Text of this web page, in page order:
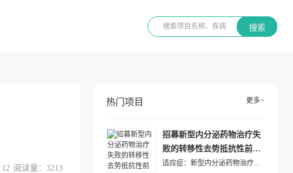
搜索
阅读量： 3213
热门项目 更多>
招募新型内分泌药物治疗失
败的转移性去势抵抗性前列
腺癌患者 | ADC药物
适应症： 新型内分泌药物治疗失败的转移性去势抵抗性前列腺癌